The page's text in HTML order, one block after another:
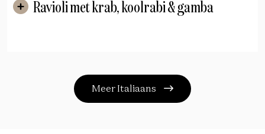
Ravioli met krab, koolrabi & gamba
Meer Italiaans